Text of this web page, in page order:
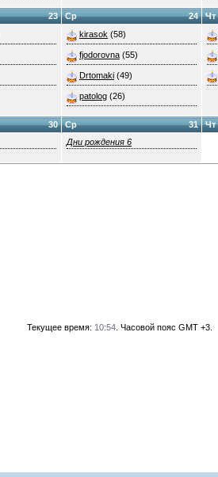
23 24
Ср
kirasok (58)
fjodorovna (55)
Drtomaki (49)
patolog (26)
Чт
30 31
Ср
Дни рождения 6
Чт
Текущее время: 10:54 . Часовой пояс GMT +3.